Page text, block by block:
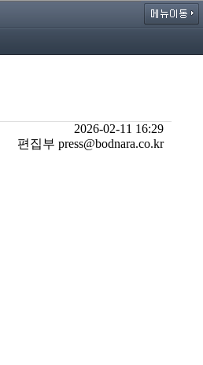
2026-02-11 16:29
편집부 press@bodnara.co.kr